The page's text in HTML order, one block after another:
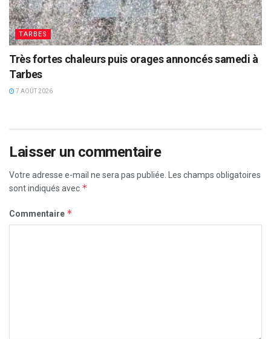
TARBES
Très fortes chaleurs puis orages annoncés samedi à
Tarbes
7 AOÛT 2026
Laisser un commentaire
Votre adresse e-mail ne sera pas publiée. Les champs obligatoires
sont indiqués avec *
Commentaire *